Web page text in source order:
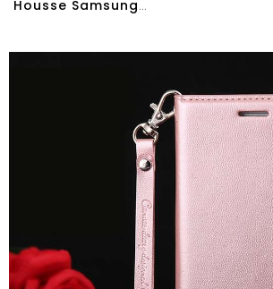
Housse Samsung Galaxy S8 Cuir Protection Téléphone Portable Étui Bleu Étoile